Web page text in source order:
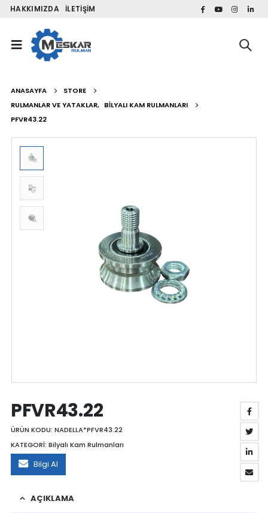
HAKKIMIZDA İLETIŞIM
ANASAYFA
STORE
RULMANLAR VE YATAKLAR, BILYALI KAM RULMANLARI
PFVR43.22
PFVR43.22
ÜRÜN KODU: NADELLA*PFVR43.22
KATEGORİ: Bilyalı Kam Rulmanları
Bilgi Al
AÇIKLAMA